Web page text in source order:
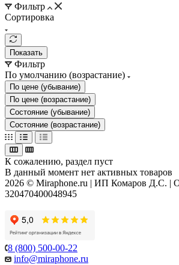
Фильтр
Сортировка
Показать
Фильтр
По умолчанию (возрастание)
По цене (убывание)
По цене (возрастание)
Состояние (убывание)
Состояние (возрастание)
К сожалению, раздел пуст
В данный момент нет активных товаров
2026 © Miraphone.ru | ИП Комаров Д.С.
320470400048945
8 (800) 500-00-22
info@miraphone.ru